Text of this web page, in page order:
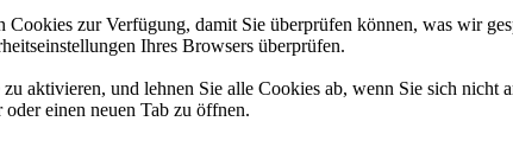
zur Verfügung, damit Sie überprüfen können, was wir
Ihres Browsers überprüfen.
aktivieren, und lehnen Sie alle Cookies ab, wenn Sie sich nicht
einen neuen Tab zu öffnen.